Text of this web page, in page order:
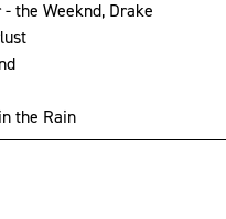
the Weeknd, Drake
the Rain